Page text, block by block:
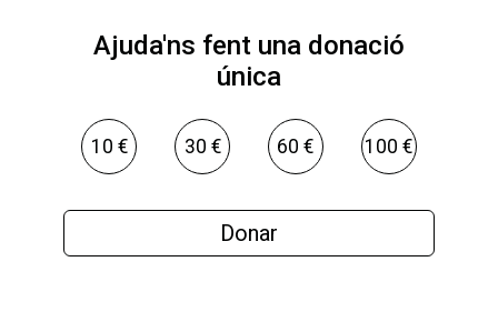
Ajuda'ns fent una donació
única
10 € 30 € 60 € 100 €
Donar